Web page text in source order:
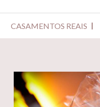
CASAMENTOS REAIS